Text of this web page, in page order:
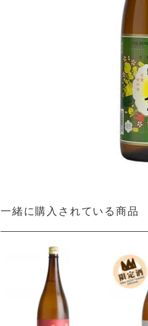
一緒に購入されている商品